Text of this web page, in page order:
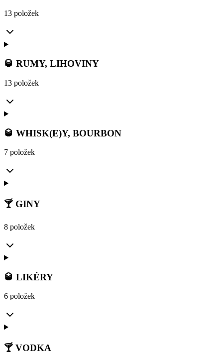
13 položek
🥃 RUMY, LIHOVINY
13 položek
🥃 WHISK(E)Y, BOURBON
7 položek
🍸 GINY
8 položek
🥃 LIKÉRY
6 položek
🍸 VODKA